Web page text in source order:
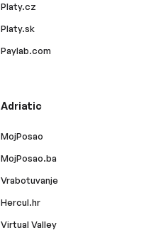
Platy.cz
Platy.sk
Paylab.com
Adriatic
MojPosao
MojPosao.ba
Vrabotuvanje
Hercul.hr
Virtual Valley